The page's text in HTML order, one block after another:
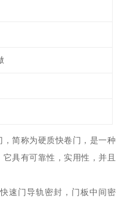
简称为硬质快卷门，是一种
具有可靠性，实用性，并且
速门导轨密封，门板中间密